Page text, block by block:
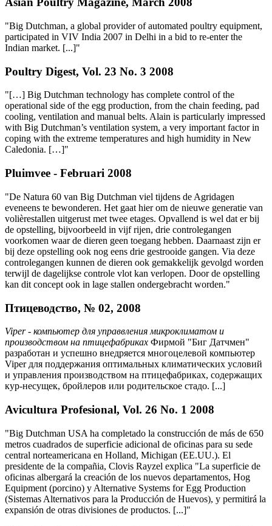
"Big Dutchman, a global provider of automated poultry equipment,
participated in VIV India 2007 in Delhi in a bid to re-enter the
Indian market. [...]"
Poultry Digest, Vol. 23 No. 3 2008
"[…] Big Dutchman technology has complete control of the
operational side of the egg production, from the chain feeding, pad
cooling, ventilation and manual belts. Alain is particularly impressed
with Big Dutchman’s ventilation system, a very important factor in
coping with the extreme temperatures and high humidity in New
Caledonia. […]"
Pluimvee - Februari 2008
"De Natura 60 van Big Dutchman viel tijdens de Agridagen
eveneens te bewonderen. Het gaat hier om de nieuwe generatie van
volièrestallen uitgerust met twee etages. Opvallend is wel dat er bij
de opstelling, bijvoorbeeld in vijf rijen, drie controlegangen
voorkomen waar de dieren geen toegang hebben. Daarnaast zijn er
bij deze opstelling ook nog eens drie gestrooide gangen. Via deze
controlegangen kunnen de dieren ook gemakkelijk gevolgd worden
terwijl de dagelijkse controle vlot kan verlopen. Door de opstelling
kan dit concept ook in lage stallen ondergebracht worden."
Птицеводство, № 02, 2008
Viper - компьютер для управвления микроклиматом и
производством на птицефабриках Фирмой "Биг Датчмен"
разработан и успешно внедряется многоцелевой компьютер
Viper для поддержания оптимальных климатических условий
и управления производством на птицефабриках, содержащих
кур-несущек, бройлеров или родительское стадо. [...]
Avicultura Profesional, Vol. 26 No. 1 2008
"Big Dutchman USA ha completado la construcción de más de 650
metros cuadrados de superficie adicional de oficinas para su sede
central norteamericana en Holland, Michigan (EE.UU.). El
presidente de la compañia, Clovis Rayzel explica "La superficie de
oficinas albergará la creación de los nuevos departamentos, Hog
Equipment (porcino) y Alternative Systems for Egg Production
(Sistemas Alternativos para la Producción de Huevos), y permitirá la
expansión de otras divisiones de productos. [...]"